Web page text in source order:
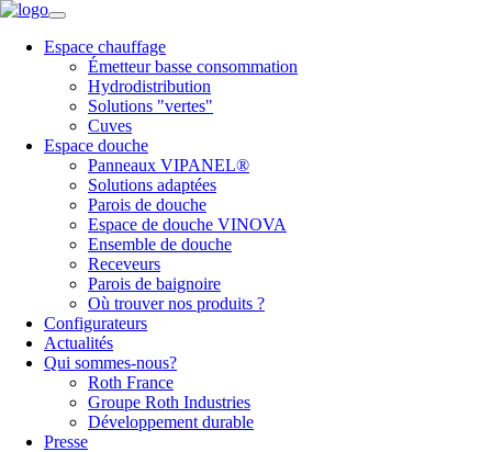
Espace chauffage
Émetteur basse consommation
Hydrodistribution
Solutions "vertes"
Cuves
Espace douche
Panneaux VIPANEL®
Solutions adaptées
Parois de douche
Espace de douche VINOVA
Ensemble de douche
Receveurs
Parois de baignoire
Où trouver nos produits ?
Configurateurs
Actualités
Qui sommes-nous?
Roth France
Groupe Roth Industries
Développement durable
Presse